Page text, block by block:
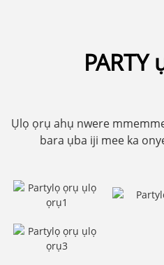
Ụlọ ọrụ ahụ nwere
bara ụba iji mee ka